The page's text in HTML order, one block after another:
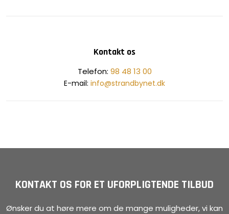
Kontakt os
​Telefon: 98 48 13 00
E-mail: info@strandbynet.dk
KONTAKT OS FOR ET UFORPLIGTENDE TILBUD
Ønsker du at høre mere om de mange muligheder, vi kan